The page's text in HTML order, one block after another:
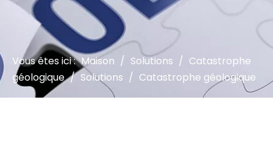
Vous êtes ici : Maison / Solutions / Catastrophe
géologique / Solutions / Catastrophe géologique